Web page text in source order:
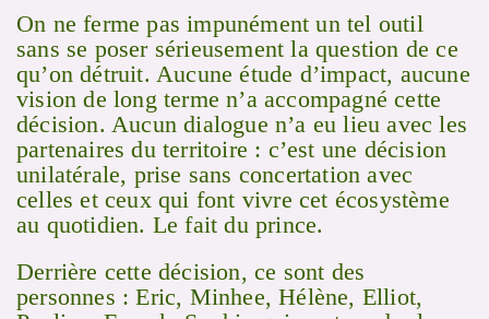
On ne ferme pas impunément un tel outil
sans se poser sérieusement la question de ce
qu’on détruit. Aucune étude d’impact, aucune
vision de long terme n’a accompagné cette
décision. Aucun dialogue n’a eu lieu avec les
partenaires du territoire : c’est une décision
unilatérale, prise sans concertation avec
celles et ceux qui font vivre cet écosystème
au quotidien. Le fait du prince.
Derrière cette décision, ce sont des
personnes : Eric, Minhee, Hélène, Elliot,